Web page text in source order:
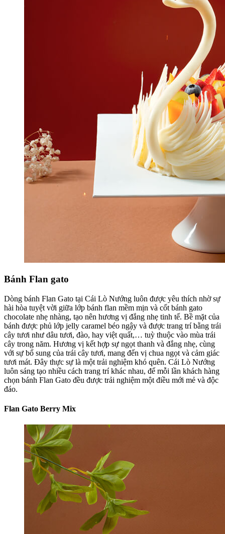
Bánh Flan gato
Dòng bánh Flan Gato tại Cái Lò Nướng luôn được yêu thích nhờ sự
hài hòa tuyệt vời giữa lớp bánh flan mềm mịn và cốt bánh gato
chocolate nhẹ nhàng, tạo nên hương vị đắng nhẹ tinh tế. Bề mặt của
bánh được phủ lớp jelly caramel béo ngậy và được trang trí bằng trái
cây tươi như dâu tươi, đào, hay việt quất,… tuỳ thuộc vào mùa trái
cây trong năm. Hương vị kết hợp sự ngọt thanh và đắng nhẹ, cùng
với sự bổ sung của trái cây tươi, mang đến vị chua ngọt và cảm giác
tươi mát. Đây thực sự là một trải nghiệm khó quên. Cái Lò Nướng
luôn sáng tạo nhiều cách trang trí khác nhau, để mỗi lần khách hàng
chọn bánh Flan Gato đều được trải nghiệm một điều mới mẻ và độc
đáo.
Flan Gato Berry Mix